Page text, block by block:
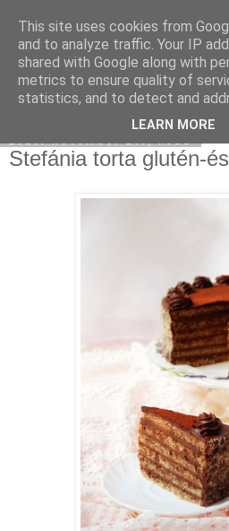
Moha Konyha
Stefánia torta glutén-
This site uses cookies from
and to analyze traffic. Your IP
shared with Google along with
metrics to ensure quality of
statistics, and to detect and
LEARN MORE